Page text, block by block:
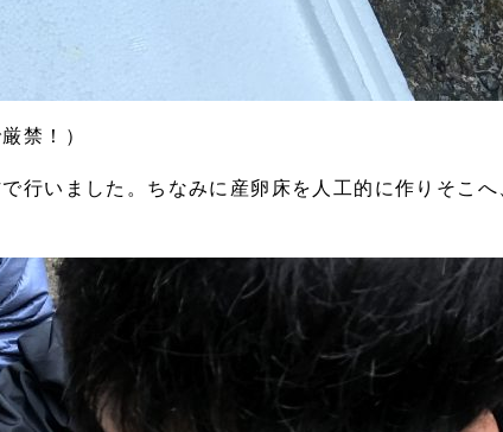
禁！）
行いました。ちなみに産卵床を人工的に作りそこへ